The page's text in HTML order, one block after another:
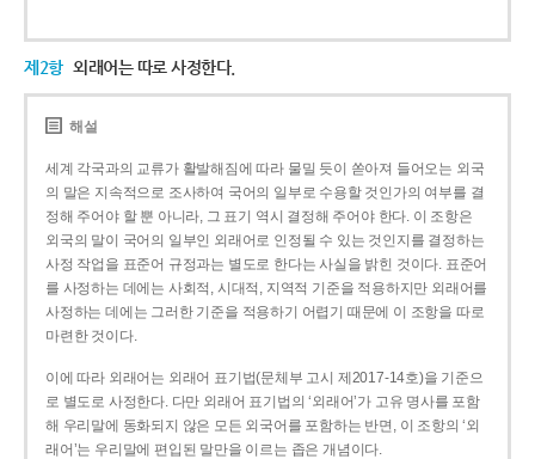
제2항 외래어는 따로 사정한다.
해설
세계 각국과의 교류가 활발해짐에 따라 물밀 듯이 쏟아져 들어오는 외국
의 말은 지속적으로 조사하여 국어의 일부로 수용할 것인가의 여부를 결
정해 주어야 할 뿐 아니라, 그 표기 역시 결정해 주어야 한다. 이 조항은
외국의 말이 국어의 일부인 외래어로 인정될 수 있는 것인지를 결정하는
사정 작업을 표준어 규정과는 별도로 한다는 사실을 밝힌 것이다. 표준어
를 사정하는 데에는 사회적, 시대적, 지역적 기준을 적용하지만 외래어를
사정하는 데에는 그러한 기준을 적용하기 어렵기 때문에 이 조항을 따로
마련한 것이다.
이에 따라 외래어는 외래어 표기법(문체부 고시 제2017-14호)을 기준으
로 별도로 사정한다. 다만 외래어 표기법의 ‘외래어’가 고유 명사를 포함
해 우리말에 동화되지 않은 모든 외국어를 포함하는 반면, 이 조항의 ‘외
래어’는 우리말에 편입된 말만을 이르는 좁은 개념이다.